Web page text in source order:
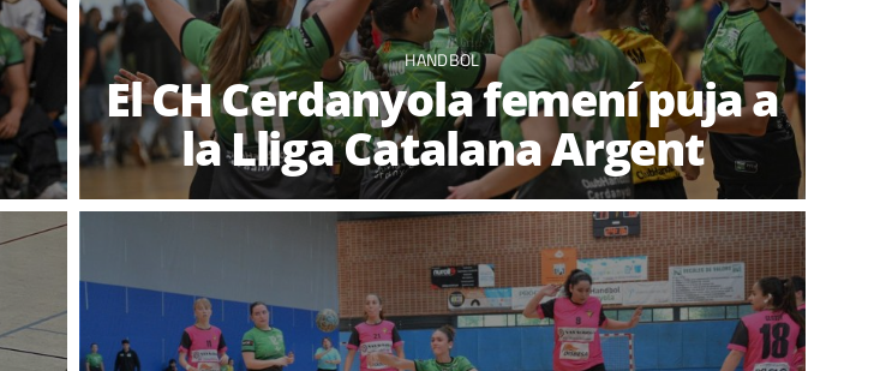
HANDBOL
El CH Cerdanyola femení puja a
la Lliga Catalana Argent